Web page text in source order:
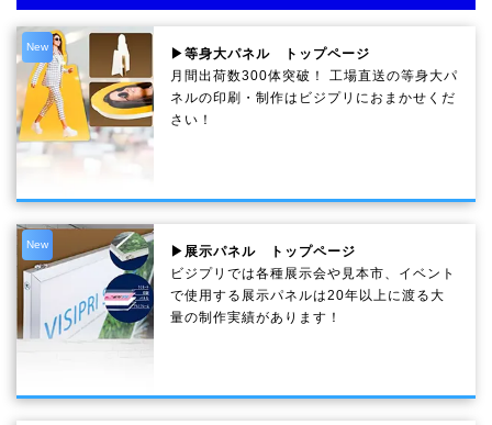
New
▶等身大パネル トップページ
月間出荷数300体突破！ 工場直送の等身大パ
ネルの印刷・制作は ビジプリ におまかせくだ
さい！
New
▶展示パネル トップページ
ビジプリでは各種展示会や見本市、イベント
で使用する展示パネルは20年以上に渡る大
量の制作実績があります！